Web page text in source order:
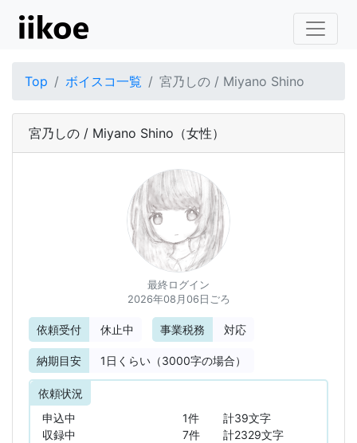
Top ボイスコ一覧 宮乃しの / Miyano Shino
宮乃しの / Miyano Shino （女性）
最終ログイン
2026年08月06日ごろ
依頼受付 休止中 事業税務 対応
納期目安 1 日くらい（3000字の場合）
依頼状況
申込中
1件
計39文字
収録中
7件
計2329文字